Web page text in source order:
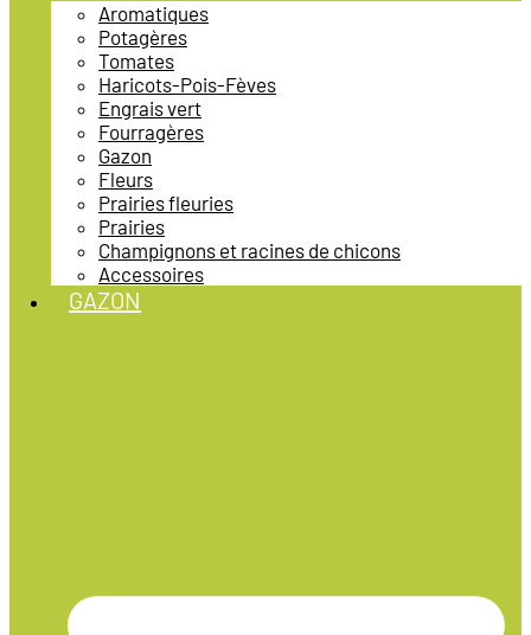
Aromatiques
Potagères
Tomates
Haricots-Pois-Fèves
Engrais vert
Fourragères
Gazon
Fleurs
Prairies fleuries
Prairies
Champignons et racines de chicons
Accessoires
GAZON